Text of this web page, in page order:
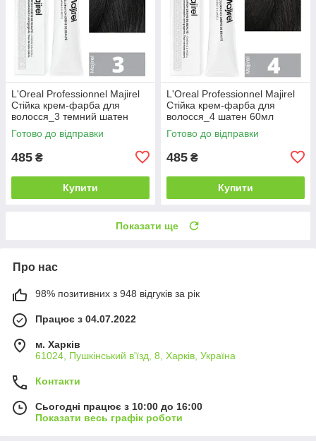
L'Oreal Professionnel Majirel
Стійка крем-фарба для
волосся_3 темний шатен
60мл
Готово до відправки
485 ₴
Купити
L'Oreal Professionnel Majirel
Стійка крем-фарба для
волосся_4 шатен 60мл
Готово до відправки
485 ₴
Купити
Показати ще
Про нас
98% позитивних з 948 відгуків за рік
Працює з 04.07.2022
м. Харків
61024, Пушкінський в'їзд, 8, Харків, Україна
Контакти
Сьогодні працює з 10:00 до 16:00
Показати весь графік роботи